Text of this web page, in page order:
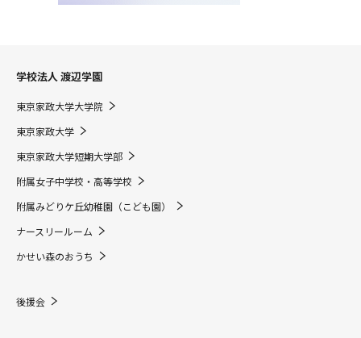
学校法人 渡辺学園
東京家政大学大学院
東京家政大学
東京家政大学短期大学部
附属女子中学校・高等学校
附属みどりケ丘幼稚園（こども園）
ナースリールーム
かせい森のおうち
後援会